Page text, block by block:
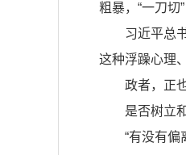
粗暴，“一刀
习近平总
这种浮躁心理
政者，正
是否树立
“有没有